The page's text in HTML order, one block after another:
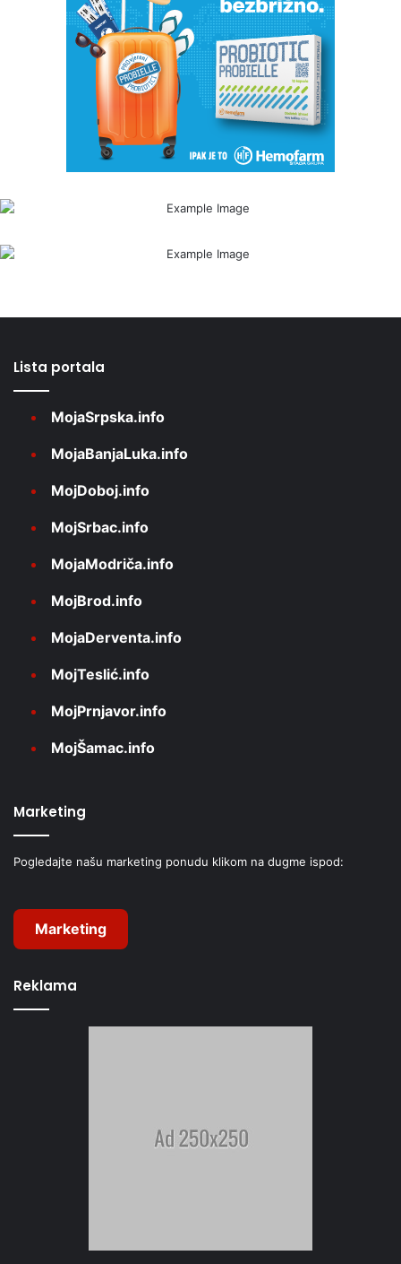
Lista portala
MojaSrpska.info
MojaBanjaLuka.info
MojDoboj.info
MojSrbac.info
MojaModriča.info
MojBrod.info
MojaDerventa.info
MojTeslić.info
MojPrnjavor.info
MojŠamac.info
Marketing
Pogledajte našu marketing ponudu klikom na dugme ispod:
Marketing
Reklama